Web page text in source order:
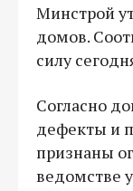
Минстрой
домов.
силу
Согласно
дефекты и
признаны
ведомстве